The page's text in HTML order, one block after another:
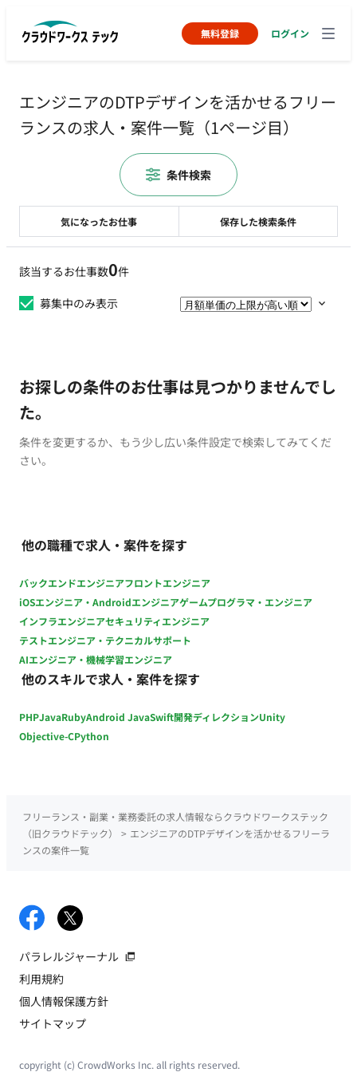
無料登録 ログイン
エンジニアのDTPデザインを活かせるフリー
ランスの求人・案件一覧（1ページ目）
該当するお仕事数0件
募集中のみ表示
お探しの条件のお仕事は見つかりませんでし
た。
条件を変更するか、もう少し広い条件設定で検索してみてくだ
さい。
他の職種で求人・案件を探す
バックエンドエンジニアフロントエンジニア
iOSエンジニア・Androidエンジニアゲームプログラマ・エンジニア
インフラエンジニアセキュリティエンジニア
テストエンジニア・テクニカルサポート
AIエンジニア・機械学習エンジニア
他のスキルで求人・案件を探す
PHPJavaRubyAndroid JavaSwift開発ディレクションUnity
Objective-CPython
気になったお仕事 保存した検索条件
条件検索
フリーランス・副業・業務委託の求人情報ならクラウドワークステック
（旧クラウドテック）
> エンジニアのDTPデザインを活かせるフリーラ
ンスの案件一覧
パラレルジャーナル
利用規約
個人情報保護方針
サイトマップ
copyright (c) CrowdWorks Inc. all rights reserved.